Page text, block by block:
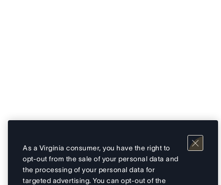
As a Virginia consumer, you have the right to
opt-out from the sale of your personal data and
the processing of your personal data for
targeted advertising. You can opt-out of the